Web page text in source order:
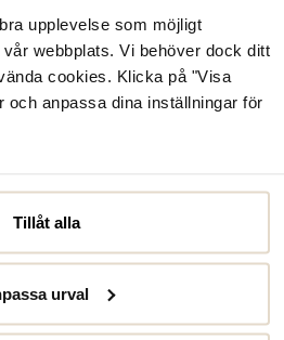
upplevelse som möjligt
webbplats. Vi behöver dock ditt
cookies. Klicka på "Visa
och anpassa dina inställningar för
Tillåt alla
urval
- tidlösa chelsea boots med
är tillverkad i mjukt svart skinn med
hela dagen. Grov räfflad yttersula
grepp på kalla underlag. Cameron är